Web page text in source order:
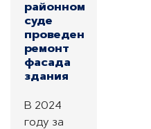
районном
суде
проведен
ремонт
фасада
здания
В 2024
году за